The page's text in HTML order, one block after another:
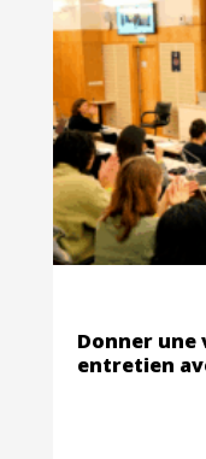
Donner une
entretien